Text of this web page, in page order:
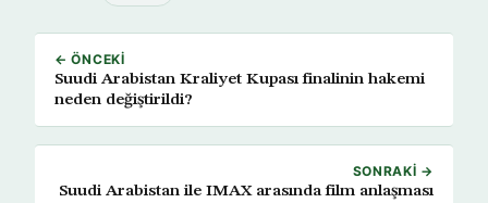
← ÖNCEKI
Suudi Arabistan Kraliyet Kupası finalinin hakemi
neden değiştirildi?
SONRAKI →
Suudi Arabistan ile IMAX arasında film anlaşması